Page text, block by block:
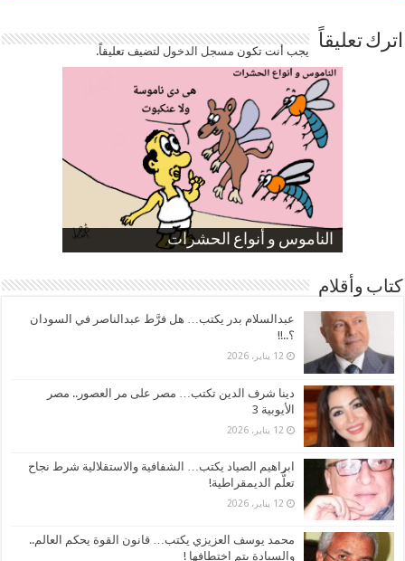
اترك تعليقاً يجب أنت تكون مسجل الدخوللتضيف تعليقاً.
الناموس و أنواع الحشرات
الموظفين بعد ارتفاع الأسعار
ارتفاع نسبة الطلاق في مصر
صورة كاركاتيرية
صورة كاركاتيرية
كتاب وأقلام
عبدالسلام بدر يكتب… هل فرَّط عبدالناصر في السودان
؟..!!
12 يناير، 2026
دينا شرف الدين تكتب… مصر على مر العصور.. مصر
الأيوبية 3
12 يناير، 2026
ابراهيم الصياد يكتب… الشفافية والاستقلالية شرط نجاح
تعلُّم الديمقراطية!
12 يناير، 2026
محمد يوسف العزيزي يكتب… قانون القوة يحكم العالم..
والسيادة يتم اختطافها !